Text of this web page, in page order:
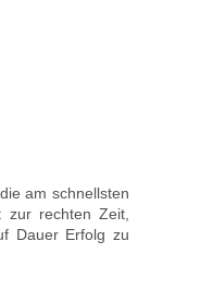
am schnellsten
zur rechten Zeit,
Dauer Erfolg zu